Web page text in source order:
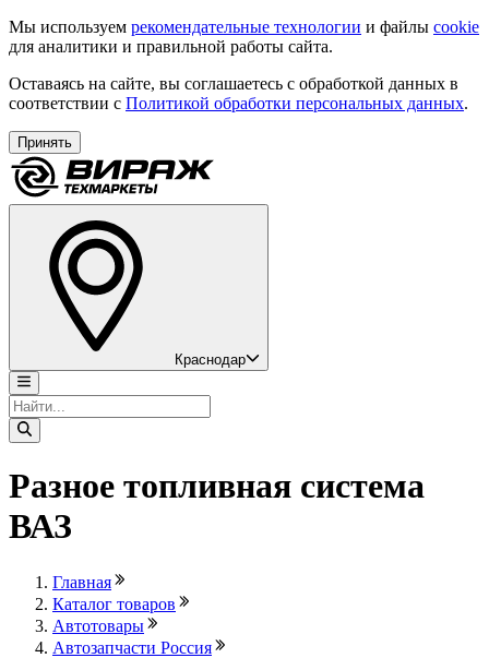
Мы используем рекомендательные технологии и файлы cookie
для аналитики и правильной работы сайта.
Оставаясь на сайте, вы соглашаетесь с обработкой данных в
соответствии с Политикой обработки персональных данных.
Принять
Краснодар
Разное топливная система
ВАЗ
Главная
Каталог товаров
Автотовары
Автозапчасти Россия